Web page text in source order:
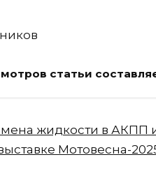
статьи
жидкости в АКПП
Мотовесна-